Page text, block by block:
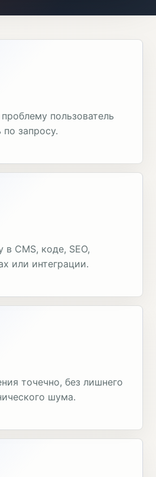
пользователь
запросу.
CMS, коде, SEO,
или интеграции.
точечно, без лишнего
шума.